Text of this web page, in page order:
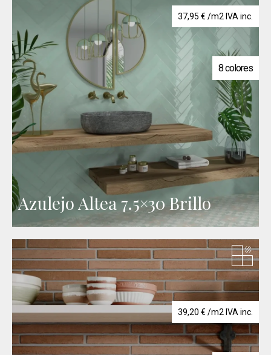
37,95 € /m2 IVA inc.
8 colores
Azulejo Altea 7.5×30 Brillo
39,20 € /m2 IVA inc.